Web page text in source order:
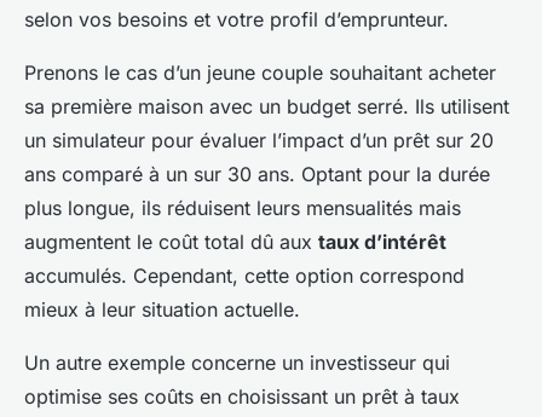
selon vos besoins et votre profil d’emprunteur.
Prenons le cas d’un jeune couple souhaitant acheter
sa première maison avec un budget serré. Ils utilisent
un simulateur pour évaluer l’impact d’un prêt sur 20
ans comparé à un sur 30 ans. Optant pour la durée
plus longue, ils réduisent leurs mensualités mais
augmentent le coût total dû aux taux d’intérêt
accumulés. Cependant, cette option correspond
mieux à leur situation actuelle.
Un autre exemple concerne un investisseur qui
optimise ses coûts en choisissant un prêt à taux